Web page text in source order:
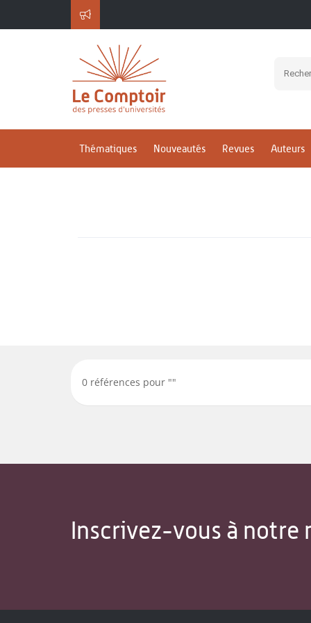
Thématiques Nouveautés Revues Auteurs
0 références pour ""
Inscrivez-vous à notre